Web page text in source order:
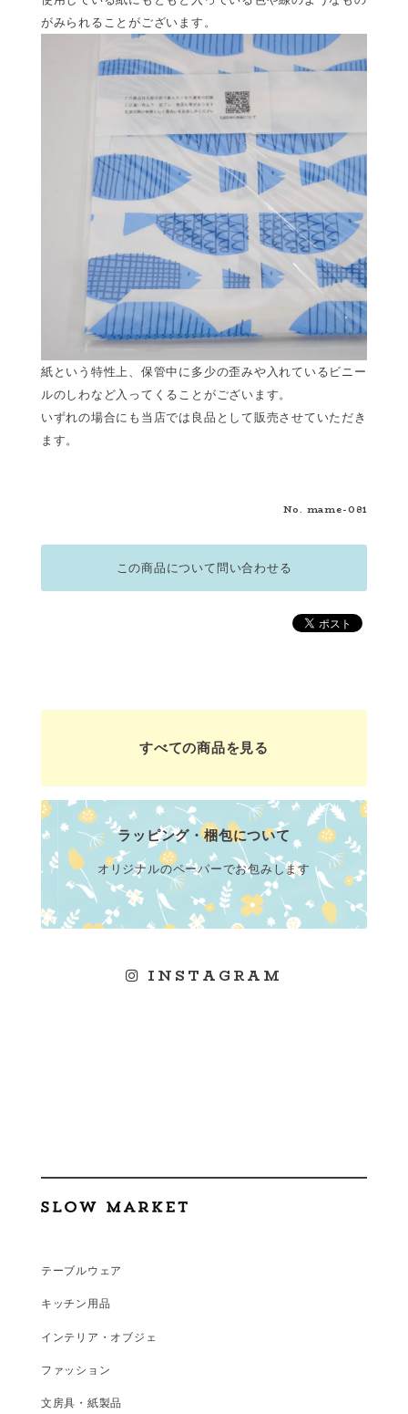
がみられることがございます。
紙という特性上、保管中に多少の歪みや入れているビニー
ルのしわなど入ってくることがございます。
いずれの場合にも当店では良品として販売させていただき
ます。
No. mame-081
この商品について問い合わせる
すべての商品を見る
ラッピング・梱包について
オリジナルのペーパーでお包みします
INSTAGRAM
テーブルウェア
キッチン用品
インテリア・オブジェ
ファッション
文房具・紙製品